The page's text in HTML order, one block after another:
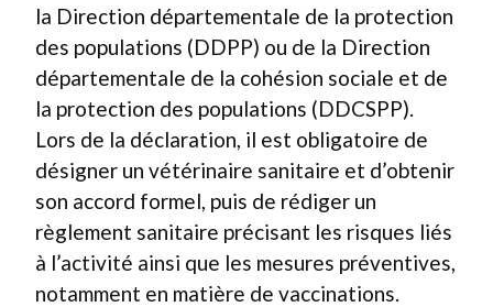
la Direction départementale de la protection
des populations (DDPP) ou de la Direction
départementale de la cohésion sociale et de
la protection des populations (DDCSPP).
Lors de la déclaration, il est obligatoire de
désigner un vétérinaire sanitaire et d’obtenir
son accord formel, puis de rédiger un
règlement sanitaire précisant les risques liés
à l’activité ainsi que les mesures préventives,
notamment en matière de vaccinations.